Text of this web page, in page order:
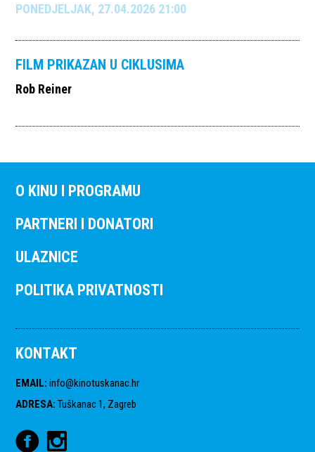
PONEDJELJAK, 27.04.2026 21:00
FILM PRIKAZAN U CIKLUSIMA
Rob Reiner
O KINU I PROGRAMU
PARTNERI I DONATORI
ULAZNICE
POLITIKA PRIVATNOSTI
KONTAKT
EMAIL: info@kinotuskanac.hr
ADRESA: Tuškanac 1, Zagreb